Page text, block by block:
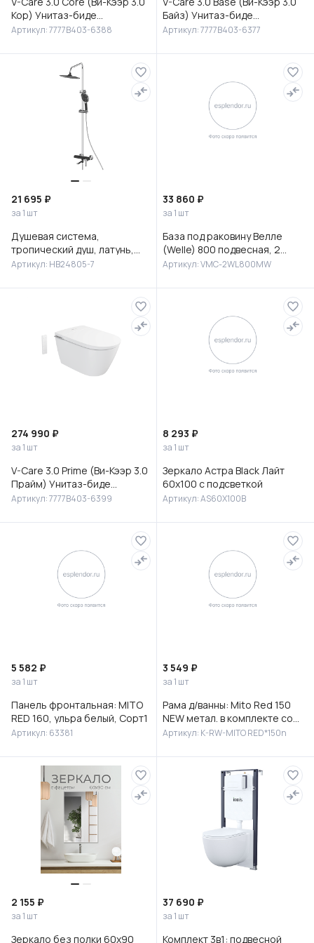
Кор) Унитаз-биде
подвесной, 7777B403-6388
Артикул: 7777B403-6388
Байз) Унитаз-биде
подвесной, 7777B403-6377
Артикул: 7777B403-6377
21 695 ₽
за 1 шт
Душевая система,
тропический душ, латунь,
черный/хром, HB24805-7
Артикул: HB24805-7
33 860 ₽
за 1 шт
База под раковину Велле
(Welle) 800 подвесная, 2
выкатных ящика микролифт,
Артикул: VMC-2WL800MW
274 990 ₽
за 1 шт
V-Care 3.0 Prime (Ви-Кээр 3.0
Прайм) Унитаз-биде
подвесной, 7777B403-6399
Артикул: 7777B403-6399
8 293 ₽
за 1 шт
Зеркало Астра Black Лайт
60х100 с подсветкой
Артикул: AS60X100B
5 582 ₽
за 1 шт
Панель фронтальная: MITO
RED 160, ульра белый, Сорт1
Артикул: 63381
3 549 ₽
за 1 шт
Рама д/ванны: Mito Red 150
NEW метал. в комплекте со
сборочным пакетом, Сорт1
Артикул: K-RW-MITO RED*150n
2 155 ₽
за 1 шт
Зеркало без полки 60х90
37 690 ₽
за 1 шт
Комплект 3в1: подвесной